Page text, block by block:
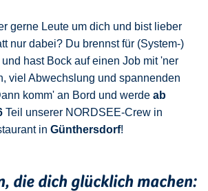
gerne Leute um dich und bist lieber
nur dabei? Du brennst für (System-)
hast Bock auf einen Job mit 'ner
viel Abwechslung und spannenden
komm' an Bord und werde ab
Teil unserer NORDSEE-Crew in
in Günthersdorf!
die dich glücklich machen: